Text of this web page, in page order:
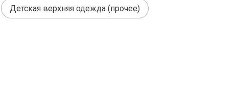
Детская верхняя одежда (прочее)